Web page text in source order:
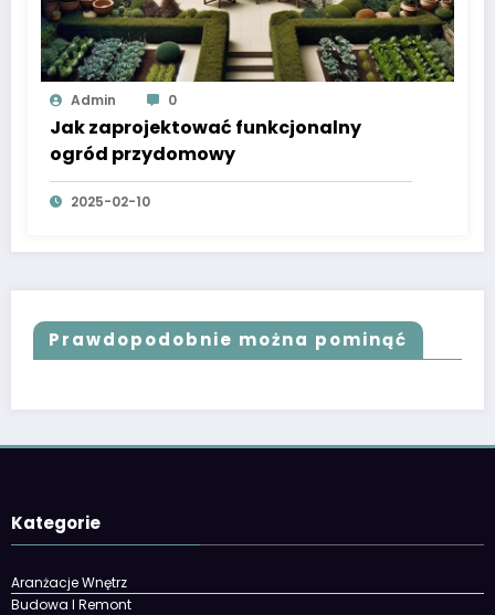
Admin 0
Jak zaprojektować funkcjonalny
ogród przydomowy
2025-02-10
Prawdopodobnie można pominąć
Kategorie
Aranżacje Wnętrz
Budowa I Remont